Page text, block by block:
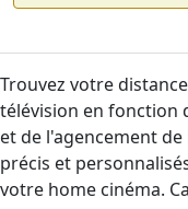
Trouvez votre
télévision en fonction
et de l'agencement
précis et
votre home cinéma.